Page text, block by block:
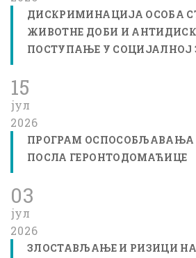
ДИСКРИМИНАЦИЈА ОСОБА
ЖИВОТНЕ ДОБИ И
ПОСТУПАЊЕ У СОЦИЈАЛНОЈ
15
јул
2026
ПРОГРАМ
ПОСЛА ГЕРОНТОДОМАЋИЦЕ
03
јул
2026
ЗЛОСТАВЉАЊЕ И РИЗИЦИ